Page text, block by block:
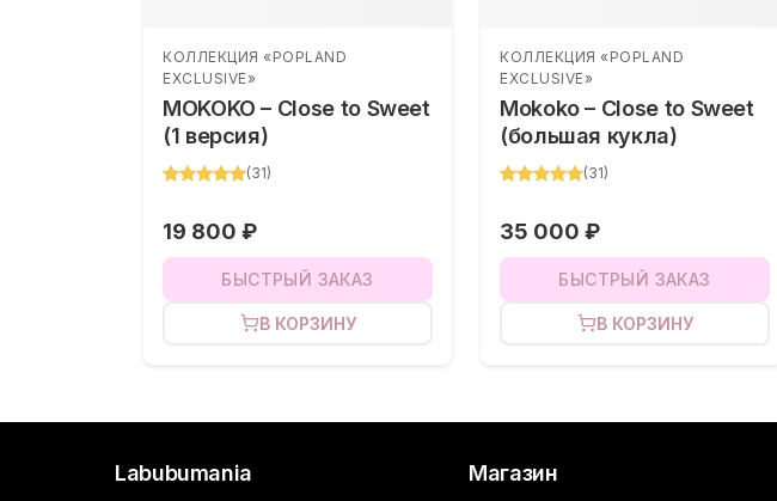
КОЛЛЕКЦИЯ «POPLAND
EXCLUSIVE»
MOKOKO – Close to Sweet
(1 версия)
(31)
19 800 ₽
БЫСТРЫЙ ЗАКАЗ
В КОРЗИНУ
КОЛЛЕКЦИЯ «POPLAND
EXCLUSIVE»
Mokoko – Close to Sweet
(большая кукла)
(31)
35 000 ₽
БЫСТРЫЙ ЗАКАЗ
В КОРЗИНУ
Labubumania Магазин